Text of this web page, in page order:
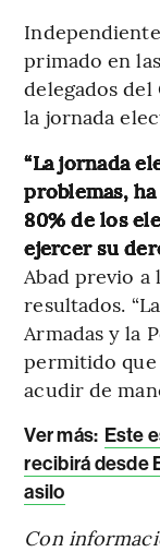
primado en
delegados del
la jornada
“La jornada
problemas,
80% de los
ejercer su
Abad previo
resultados.
Armadas y la
permitido que
acudir de
Ver más: Este
recibirá desde
asilo
Con